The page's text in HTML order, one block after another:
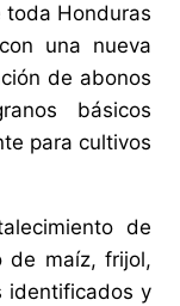
toda Honduras
una nueva
de abonos
básicos
para cultivos
de
de maíz, frijol,
identificados y